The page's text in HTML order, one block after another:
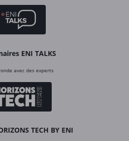
ENI TALKS
avec des experts
TECH BY ENI